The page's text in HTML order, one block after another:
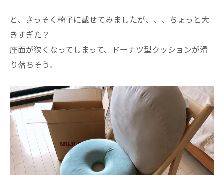
と、さっそく椅子に載せてみましたが、、、ちょっと大
きすぎた？
座面が狭くなってしまって、ドーナツ型クッションが滑
り落ちそう。